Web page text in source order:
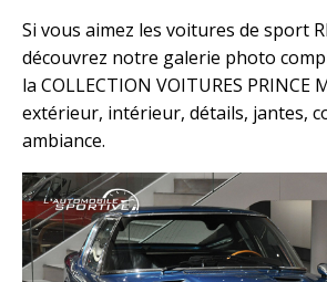
Si vous aimez les voitures de sport
découvrez notre galerie photo
la COLLECTION VOITURES PRINCE
extérieur, intérieur, détails, jantes,
ambiance.